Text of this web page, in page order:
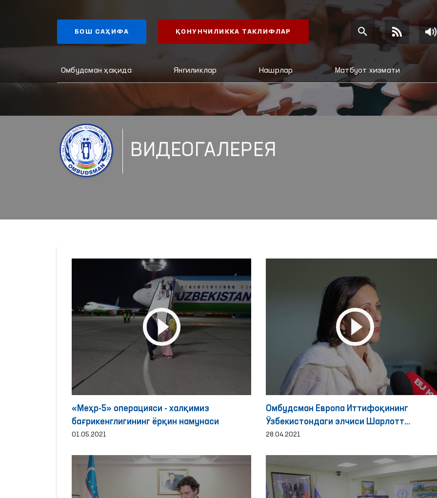
БОШ САҲИФА ҚОНУНЧИЛИККА ТАКЛИФЛАР
Омбудсман ҳақида Янгиликлар Нашрлар Матбуот хизмати
ВИДЕОГАЛЕРЕЯ
«Меҳр-5» операцияси - халқимиз
бағрикенглигининг ёрқин намунаси
01.05.2021
Омбудсман Европа Иттифоқининг
Ўзбекистондаги элчиси Шарлотт
Адрианни қабул қилди
28.04.2021